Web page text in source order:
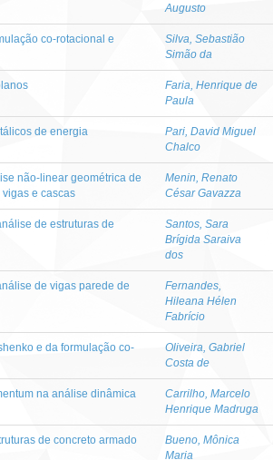
Augusto
co-rotacional e
Silva, Sebastião
Simão da
Faria, Henrique de
Paula
de energia
Pari, David Miguel
Chalco
não-linear geométrica de
e cascas
Menin, Renato
César Gavazza
de estruturas de
Santos, Sara
Brígida Saraiva
dos
de vigas parede de
Fernandes,
Hileana Hélen
Fabrício
e da formulação co-
Oliveira, Gabriel
Costa de
na análise dinâmica
Carrilho, Marcelo
Henrique Madruga
de concreto armado
Bueno, Mônica
Maria